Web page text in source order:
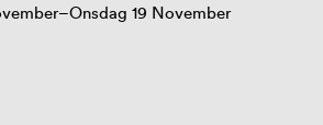
19 November